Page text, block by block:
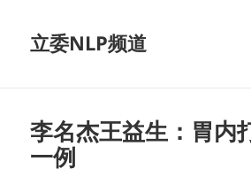
立委NLP频道
李名杰王益生：胃内
一例